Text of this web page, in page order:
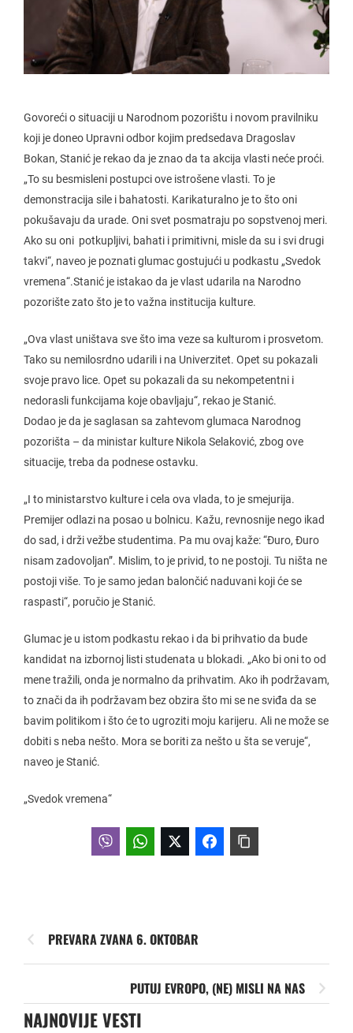
Govoreći o situaciji u Narodnom pozorištu i novom pravilniku
koji je doneo Upravni odbor kojim predsedava Dragoslav
Bokan, Stanić je rekao da je znao da ta akcija vlasti neće proći.
„To su besmisleni postupci ove istrošene vlasti. To je
demonstracija sile i bahatosti. Karikaturalno je to što oni
pokušavaju da urade. Oni svet posmatraju po sopstvenoj meri.
Ako su oni potkupljivi, bahati i primitivni, misle da su i svi drugi
takvi“, naveo je poznati glumac gostujući u podkastu „Svedok
vremena“.Stanić je istakao da je vlast udarila na Narodno
pozorište zato što je to važna institucija kulture.
„Ova vlast uništava sve što ima veze sa kulturom i prosvetom.
Tako su nemilosrdno udarili i na Univerzitet. Opet su pokazali
svoje pravo lice. Opet su pokazali da su nekompetentni i
nedorasli funkcijama koje obavljaju“, rekao je Stanić.
Dodao je da je saglasan sa zahtevom glumaca Narodnog
pozorišta – da ministar kulture Nikola Selaković, zbog ove
situacije, treba da podnese ostavku.
„I to ministarstvo kulture i cela ova vlada, to je smejurija.
Premijer odlazi na posao u bolnicu. Kažu, revnosnije nego ikad
do sad, i drži vežbe studentima. Pa mu ovaj kaže: “Đuro, Đuro
nisam zadovoljan”. Mislim, to je privid, to ne postoji. Tu ništa ne
postoji više. To je samo jedan balončić naduvani koji će se
raspasti“, poručio je Stanić.
Glumac je u istom podkastu rekao i da bi prihvatio da bude
kandidat na izbornoj listi studenata u blokadi. „Ako bi oni to od
mene tražili, onda je normalno da prihvatim. Ako ih podržavam,
to znači da ih podržavam bez obzira što mi se ne sviđa da se
bavim politikom i što će to ugroziti moju karijeru. Ali ne može se
dobiti s neba nešto. Mora se boriti za nešto u šta se veruje“,
naveo je Stanić.
„Svedok vremena“
PREVARA ZVANA 6. OKTOBAR
PUTUJ EVROPO, (NE) MISLI NA NAS
NAJNOVIJE VESTI